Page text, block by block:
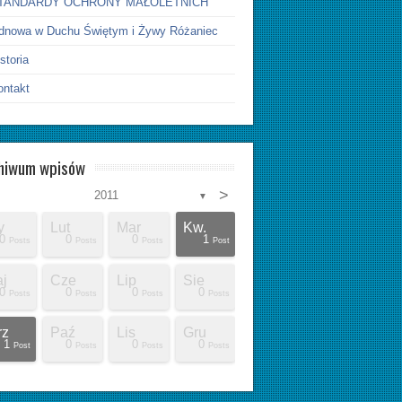
w Duchu Świętym i Żywy Różaniec
wpisów
2011 ▼ >
Posts
Lut
0 Posts
Mar
0 Posts
Kw.
1 Post
0 Posts
Cze
0 Posts
Lip
0 Posts
Sie
0 Posts
1 Post
Paź
0 Posts
Lis
0 Posts
Gru
0 Posts